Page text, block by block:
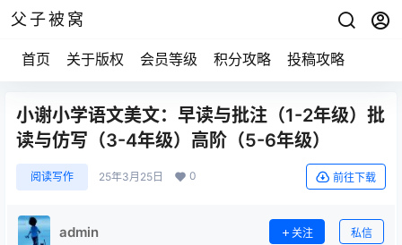
父子被窝
首页 关于版权 会员等级 积分攻略 投稿攻略
小谢小学语文美文：早读与批注（1-2年级）批
读与仿写（3-4年级）高阶（5-6年级）
阅读写作 25年3月25日 0 前往下载
admin 关注 私信